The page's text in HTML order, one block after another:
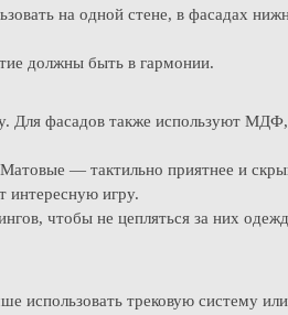
на одной стене, в фасадах
должны быть в гармонии.
Для фасадов также используют
— тактильно приятнее и
интересную игру.
чтобы не цепляться за них
использовать трековую систему